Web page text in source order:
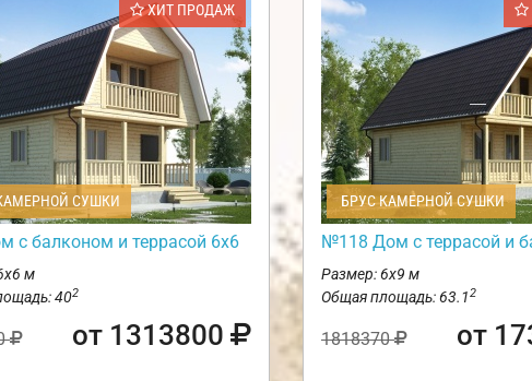
ХИТ ПРОДАЖ
СУШКИ
с балконом и террасой 6х6
м
402
от 1313800
БРУС КАМЕРНОЙ СУШКИ
№118 Дом с террасой и
Размер: 6х9 м
Общая площадь: 63.12
1818370 от